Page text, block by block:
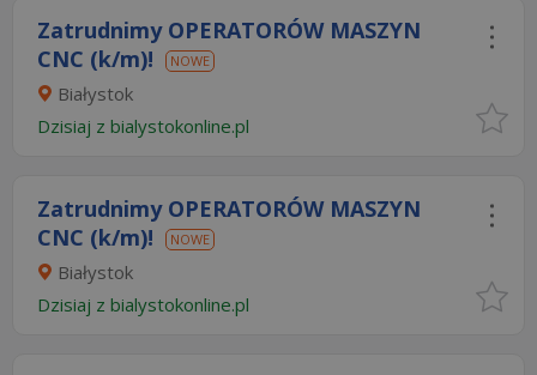
Zatrudnimy OPERATORÓW MASZYN
CNC (k/m)!
NOWE
Białystok
Dzisiaj z bialystokonline.pl
Zatrudnimy OPERATORÓW MASZYN
CNC (k/m)!
NOWE
Białystok
Dzisiaj z bialystokonline.pl